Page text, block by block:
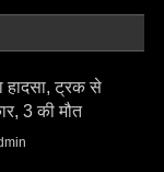
हादसा, ट्रक से
3 की मौत